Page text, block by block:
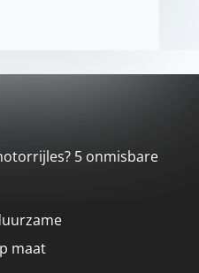
5 onmisbare
maat